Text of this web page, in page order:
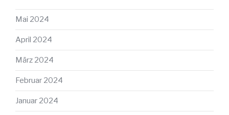
Mai 2024
April 2024
März 2024
Februar 2024
Januar 2024